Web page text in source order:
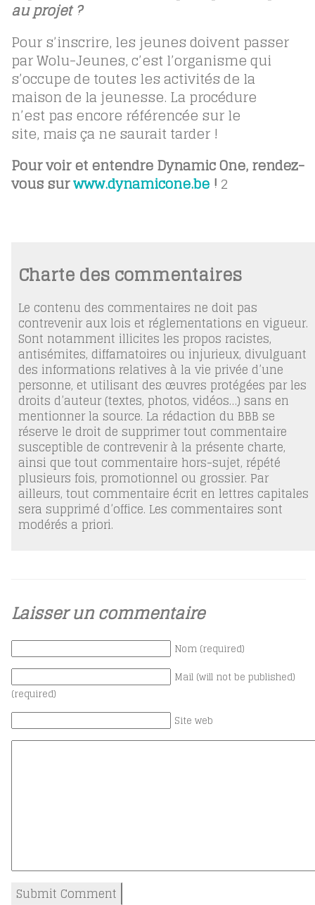
au projet ?
Pour s’inscrire, les jeunes doivent passer
par Wolu-Jeunes, c’est l’organisme qui
s’occupe de toutes les activités de la
maison de la jeunesse. La procédure
n’est pas encore référencée sur le
site, mais ça ne saurait tarder !
Pour voir et entendre Dynamic One, rendez-
vous surwww.dynamicone.be! 2
Charte des commentaires
Le contenu des commentaires ne doit pas
contrevenir aux lois et réglementations en vigueur.
Sont notamment illicites les propos racistes,
antisémites, diffamatoires ou injurieux, divulguant
des informations relatives à la vie privée d’une
personne, et utilisant des œuvres protégées par les
droits d’auteur (textes, photos, vidéos…) sans en
mentionner la source. La rédaction du BBB se
réserve le droit de supprimer tout commentaire
susceptible de contrevenir à la présente charte,
ainsi que tout commentaire hors-sujet, répété
plusieurs fois, promotionnel ou grossier. Par
ailleurs, tout commentaire écrit en lettres capitales
sera supprimé d’office. Les commentaires sont
modérés a priori.
Laisser un commentaire
Nom (required)
Mail (will not be published)
(required)
Site web